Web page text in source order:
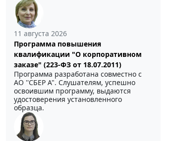
11 августа 2026
Программа повышения
квалификации "О корпоративном
заказе" (223-ФЗ от 18.07.2011)
Программа разработана совместно с
АО ''СБЕР А". Слушателям, успешно
освоившим программу, выдаются
удостоверения установленного
образца.